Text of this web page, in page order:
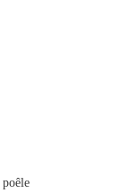
poêle